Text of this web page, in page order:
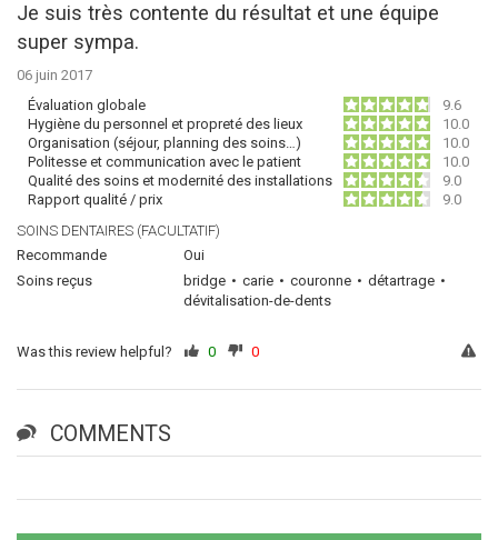
Je suis très contente du résultat et une équipe
super sympa.
06 juin 2017
Évaluation globale
9.6
Hygiène du personnel et propreté des lieux
10.0
Organisation (séjour, planning des soins…)
10.0
Politesse et communication avec le patient
10.0
Qualité des soins et modernité des installations
9.0
Rapport qualité / prix
9.0
SOINS DENTAIRES (FACULTATIF)
Recommande
Oui
Soins reçus
bridge carie couronne
détartrage
dévitalisation-de-dents
Was this review helpful? 0 0
COMMENTS